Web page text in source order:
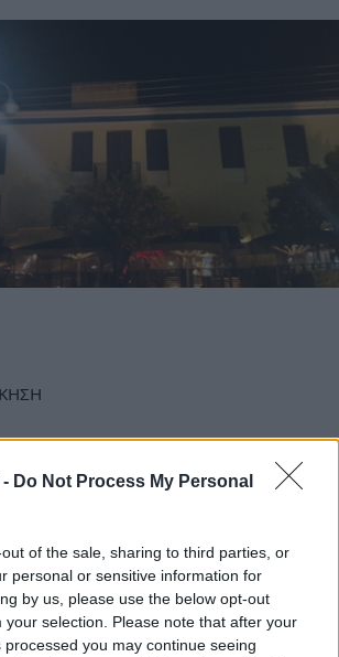
Do Not Process My Personal
of the sale, sharing to third parties, or
personal or sensitive information for
by us, please use the below opt-out
your selection. Please note that after your
you may continue seeing